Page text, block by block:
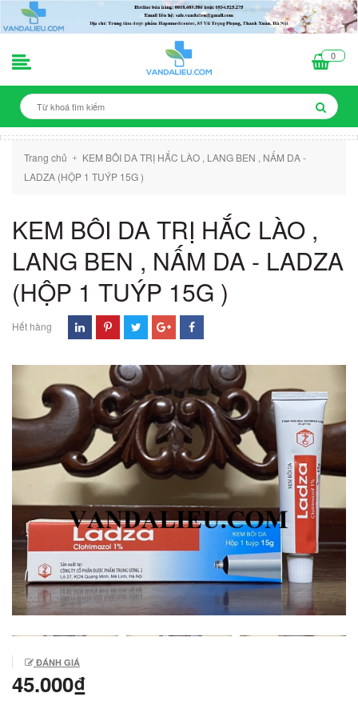
0
Trang chủ +
KEM BÔI DA TRỊ HẮC LÀO , LANG BEN , NẤM DA -
LADZA (HỘP 1 TUÝP 15G )
KEM BÔI DA TRỊ HẮC LÀO ,
LANG BEN , NẤM DA - LADZA
(HỘP 1 TUÝP 15G )
Hết hàng
ĐÁNH GIÁ
45.000₫